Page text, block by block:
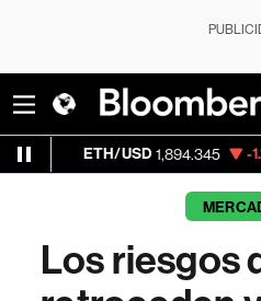
1,894.345 -1.12% Visa
Los riesgos